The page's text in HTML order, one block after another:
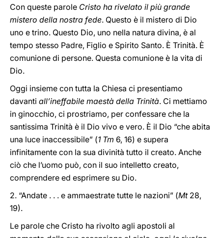
Con queste parole Cristo ha rivelato il più grande
mistero della nostra fede. Questo è il mistero di Dio
uno e trino. Questo Dio, uno nella natura divina, è al
tempo stesso Padre, Figlio e Spirito Santo. È Trinità. È
comunione di persone. Questa comunione è la vita di
Dio.
Oggi insieme con tutta la Chiesa ci presentiamo
davanti all’ineffabile maestà della Trinità. Ci mettiamo
in ginocchio, ci prostriamo, per confessare che la
santissima Trinità è il Dio vivo e vero. È il Dio “che abita
una luce inaccessibile” (1 Tm 6, 16) e supera
infinitamente con la sua divinità tutto il creato. Anche
ciò che l’uomo può, con il suo intelletto creato,
comprendere ed esprimere su Dio.
2. “Andate . . . e ammaestrate tutte le nazioni” (Mt28,
19).
Le parole che Cristo ha rivolto agli apostoli al